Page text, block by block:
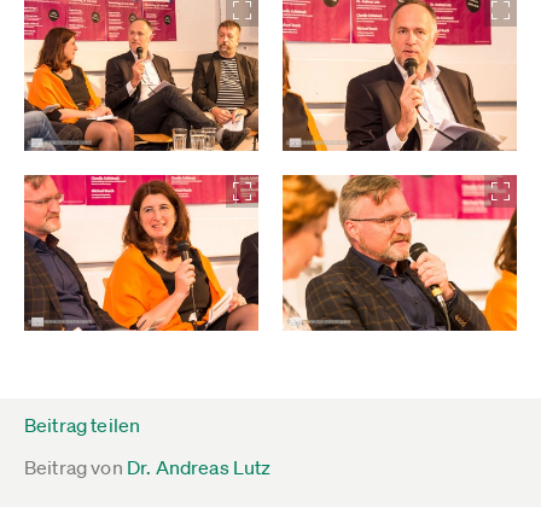
Beitrag teilen
Beitrag von Dr. Andreas Lutz